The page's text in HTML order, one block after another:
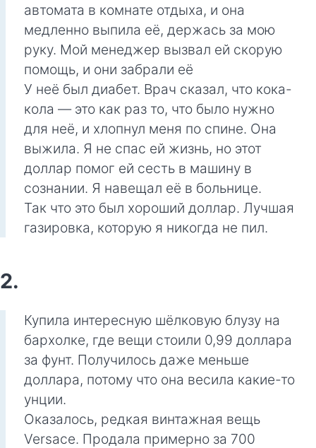
автомата в комнате отдыха, и она
медленно выпила её, держась за мою
руку. Мой менеджер вызвал ей скорую
помощь, и они забрали её
У неё был диабет. Врач сказал, что кока-
кола — это как раз то, что было нужно
для неё, и хлопнул меня по спине. Она
выжила. Я не спас ей жизнь, но этот
доллар помог ей сесть в машину в
сознании. Я навещал её в больнице.
Так что это был хороший доллар. Лучшая
газировка, которую я никогда не пил.
2.
Купила интересную шёлковую блузу на
бархолке, где вещи стоили 0,99 доллара
за фунт. Получилось даже меньше
доллара, потому что она весила какие-то
унции.
Оказалось, редкая винтажная вещь
Versace. Продала примерно за 700